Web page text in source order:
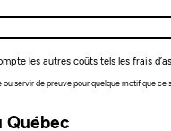
les autres coûts tels les frais
servir de preuve pour quelque motif que
Québec